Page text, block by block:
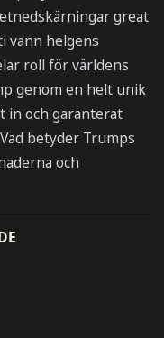
great
vann helgens
roll för världens
genom en helt unik
in och garanterat
betyder Trumps
och